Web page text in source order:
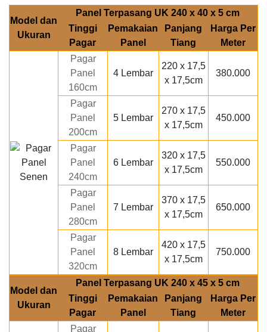
Model dan
Ukuran
Panel Terpasang UK 240 x 40 x 5 cm
Tinggi
Pagar
Pemakaian
Panel
Panjang
Tiang
Harga Per
Meter
Pagar
Panel
160cm
4 Lembar
220 x 17,5
x 17,5cm
380.000
Pagar
Panel
200cm
5 Lembar
270 x 17,5
x 17,5cm
450.000
Pagar
Panel
240cm
6 Lembar
320 x 17,5
x 17,5cm
550.000
Pagar
Panel
280cm
7 Lembar
370 x 17,5
x 17,5cm
650.000
Pagar
Panel
320cm
8 Lembar
420 x 17,5
x 17,5cm
750.000
Model dan
Ukuran
Panel Terpasang UK 240 x 45 x 5 cm
Tinggi
Pagar
Pemakaian
Panel
Panjang
Tiang
Harga Per
Meter
Pagar